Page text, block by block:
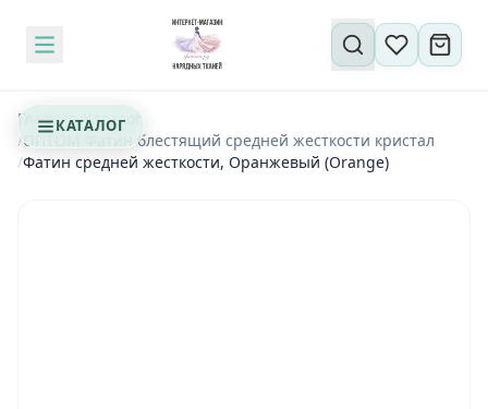
КАТАЛОГ
Поиск по сайту
Главная/Каталог
/OПТОМ Фатин блестящий средней жесткости кристал
/Фатин средней жесткости, Оранжевый (Orange)